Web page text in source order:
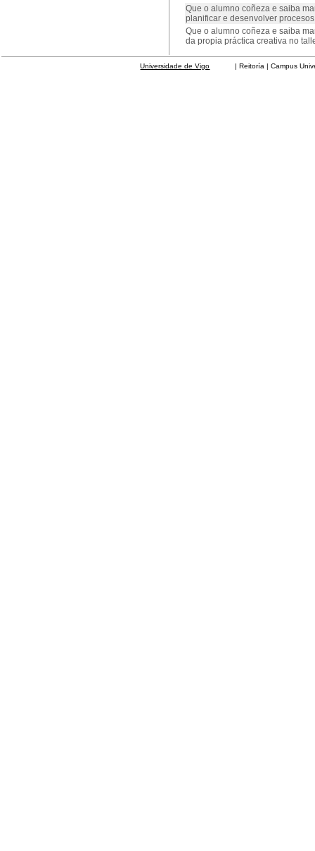
Que o alumno coñeza e saiba
planificar e desenvolver
Que o alumno coñeza e saiba
da propia práctica creativa no
Universidade de Vigo | Reitoría | Campus